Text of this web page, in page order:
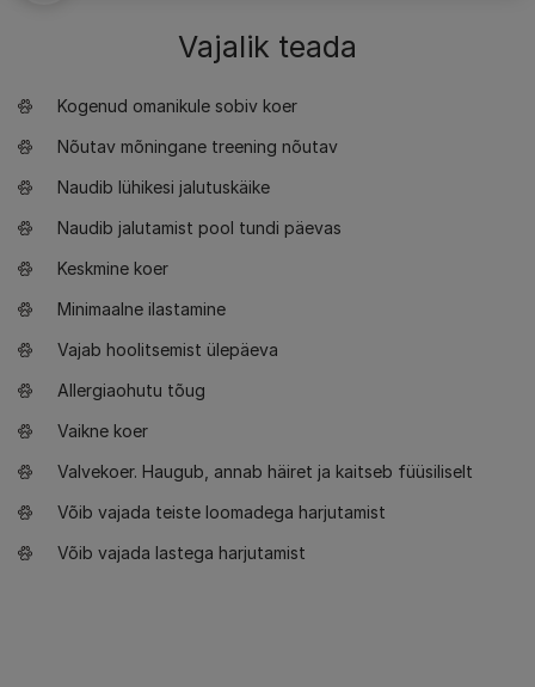
Vajalik teada
Kogenud omanikule sobiv koer
Nõutav mõningane treening nõutav
Naudib lühikesi jalutuskäike
Naudib jalutamist pool tundi päevas
Keskmine koer
Minimaalne ilastamine
Vajab hoolitsemist ülepäeva
Allergiaohutu tõug
Vaikne koer
Valvekoer. Haugub, annab häiret ja kaitseb füüsiliselt
Võib vajada teiste loomadega harjutamist
Võib vajada lastega harjutamist